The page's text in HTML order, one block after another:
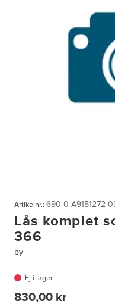
Artikelnr.: 690-0-A9151272-
Lås komplet
366
by
Ej i lager
830,00 kr